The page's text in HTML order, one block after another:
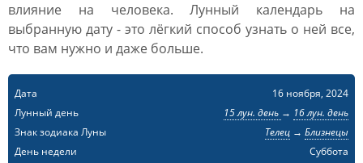
влияние на человека. Лунный календарь на
выбранную дату - это лёгкий способ узнать о ней все,
что вам нужно и даже больше.
Дата
16 ноября, 2024
Лунный день
15 лун. день → 16 лун. день
Знак зодиака Луны
Телец→ Близнецы
День недели
Суббота